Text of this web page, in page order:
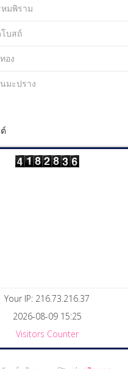
หมพิราม
บสถ์
อง
มะปราง
Your IP: 216.73.216.37
2026-08-09 15:25
Visitors Counter